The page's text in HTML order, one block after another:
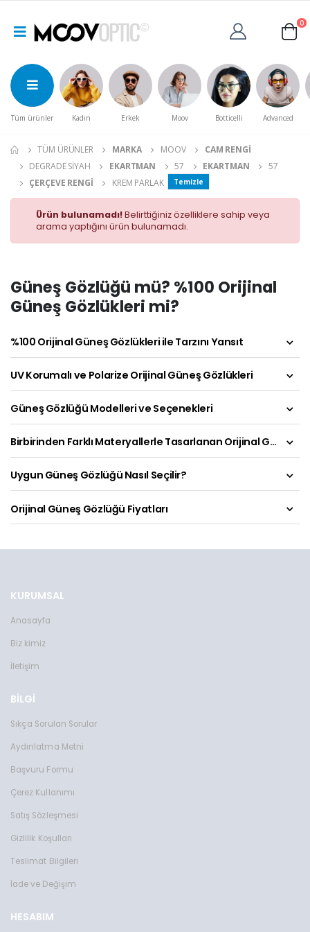
0
Tüm ürünler Kadın Erkek Moov Botticelli Advanced
TÜM ÜRÜNLER MARKA MOOV
CAM RENGI
DEGRADE SIYAH
EKARTMAN 57 EKARTMAN
57
ÇERÇEVE RENGI
KREM PARLAK Temizle
Ürün bulunamadı!Belirttiğiniz özelliklere sahip veya
arama yaptığını ürün bulunamadı.
Güneş Gözlüğü mü? %100 Orijinal
Güneş Gözlükleri mi?
%100 Orijinal Güneş Gözlükleri ile Tarzını Yansıt
UV Korumalı ve Polarize Orijinal Güneş Gözlükleri
Güneş Gözlüğü Modelleri ve Seçenekleri
Birbirinden Farklı Materyallerle Tasarlanan Orijinal Güneş Gözlükleri
Uygun Güneş Gözlüğü Nasıl Seçilir?
Orijinal Güneş Gözlüğü Fiyatları
KURUMSAL
Anasayfa
Biz kimiz
İletişim
BİLGİ
Sıkça Sorulan Sorular
Aydınlatma Metni
Başvuru Formu
Çerez Kullanımı
Satış Sözleşmesi
Gizlilik Koşulları
Teslimat Bilgileri
İade ve Değişim
HESABIM